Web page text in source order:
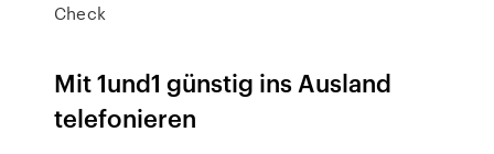
Check
Mit 1und1 günstig ins Ausland
telefonieren